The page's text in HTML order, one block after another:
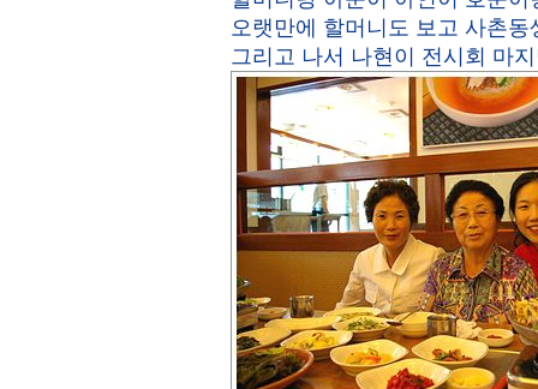
오랫만에 할머니도 보고 사촌동
그리고 나서 나현이 전시회 마